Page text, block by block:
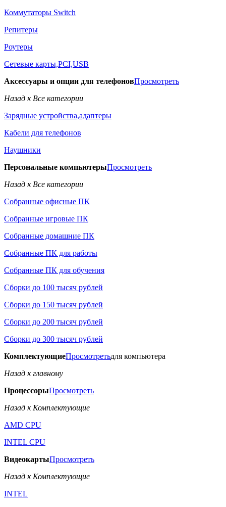
Коммутаторы Switch
Репитеры
Роутеры
Сетевые карты,PCI,USB
Аксессуары и опции для телефоновПросмотреть
Назад к Все категории
Зарядные устройства,адаптеры
Кабели для телефонов
Наушники
Персональные компьютерыПросмотреть
Назад к Все категории
Собранные офисные ПК
Собранные игровые ПК
Собранные домашние ПК
Собранные ПК для работы
Собранные ПК для обучения
Сборки до 100 тысяч рублей
Сборки до 150 тысяч рублей
Сборки до 200 тысяч рублей
Сборки до 300 тысяч рублей
КомплектующиеПросмотретьдля компьютера
Назад к главному
ПроцессорыПросмотреть
Назад к Комплектующие
AMD CPU
INTEL CPU
ВидеокартыПросмотреть
Назад к Комплектующие
INTEL